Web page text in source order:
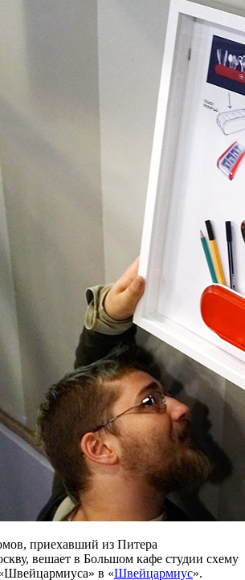
приехавший из Питера
вешает в Большом кафе студии схему
в «Швейцармиус».